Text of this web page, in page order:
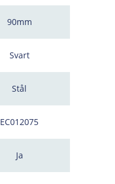
90mm
Svart
Stål
EC012075
Ja